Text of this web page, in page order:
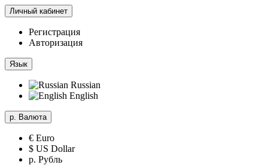
Личный кабинет
Регистрация
Авторизация
Язык
Russian
English
р. Валюта
€ Euro
$ US Dollar
р. Рубль